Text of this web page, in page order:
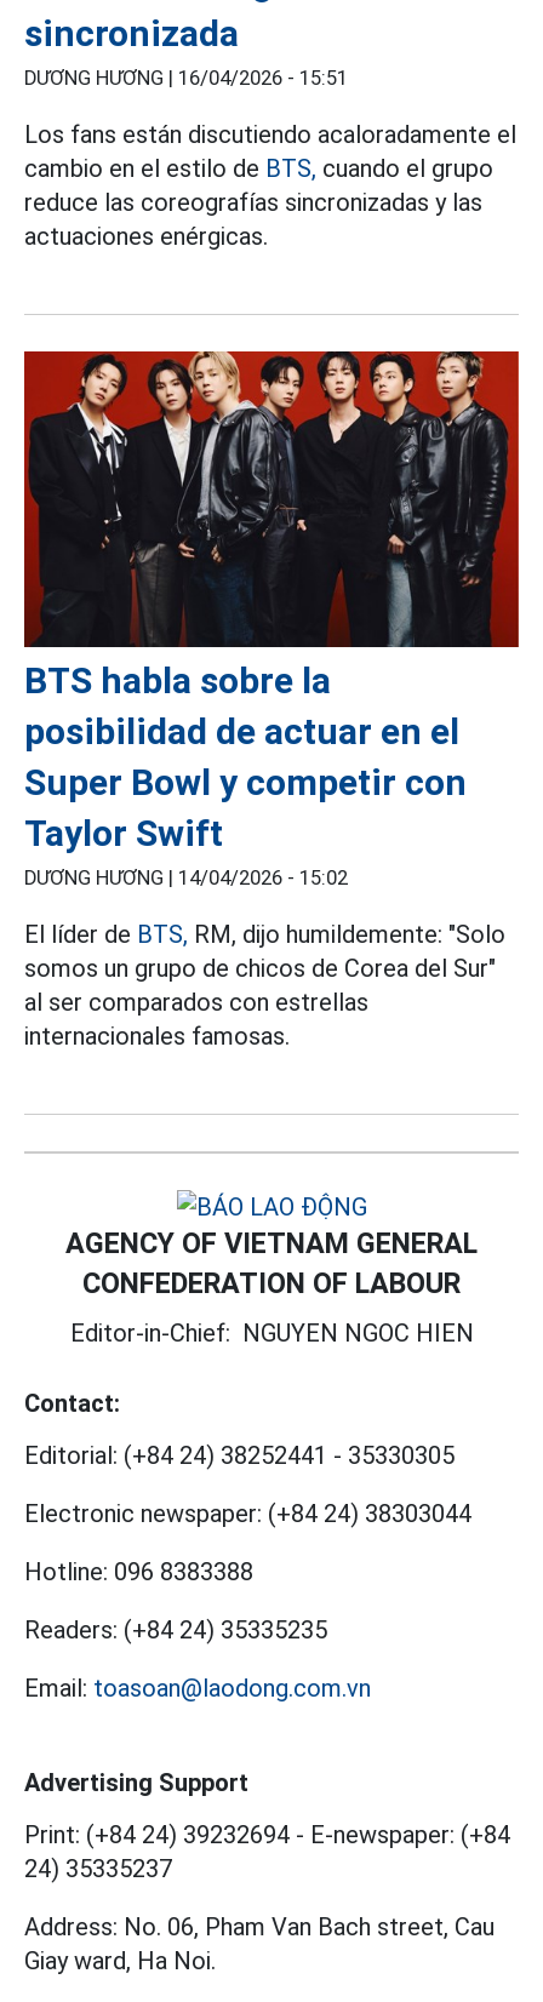
sincronizada
DƯƠNG HƯƠNG | 16/04/2026 - 15:51
Los fans están discutiendo acaloradamente el
cambio en el estilo de BTS, cuando el grupo
reduce las coreografías sincronizadas y las
actuaciones enérgicas.
BTS habla sobre la
posibilidad de actuar en el
Super Bowl y competir con
Taylor Swift
DƯƠNG HƯƠNG | 14/04/2026 - 15:02
El líder de BTS, RM, dijo humildemente: "Solo
somos un grupo de chicos de Corea del Sur"
al ser comparados con estrellas
internacionales famosas.
AGENCY OF VIETNAM GENERAL
CONFEDERATION OF LABOUR
Editor-in-Chief: NGUYEN NGOC HIEN
Contact:
Editorial: (+84 24) 38252441 - 35330305
Electronic newspaper: (+84 24) 38303044
Hotline: 096 8383388
Readers: (+84 24) 35335235
Email: toasoan@laodong.com.vn
Advertising Support
Print: (+84 24) 39232694 - E-newspaper: (+84
24) 35335237
Address: No. 06, Pham Van Bach street, Cau
Giay ward, Ha Noi.